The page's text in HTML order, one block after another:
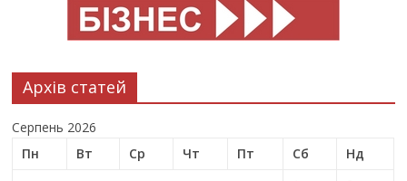
Архів статей
Серпень 2026
Пн
Вт Ср Чт Пт Сб
Нд